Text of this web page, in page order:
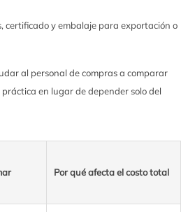
certificado y embalaje para exportación o
al personal de compras a comparar
en lugar de depender solo del
Por qué afecta el costo total